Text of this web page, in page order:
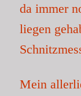
da immer
liegen
Mein